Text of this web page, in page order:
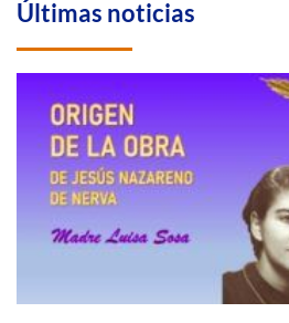
Últimas noticias